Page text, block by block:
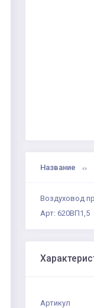
Название
Воздуховод
Арт: 620ВП1,5
Артикул